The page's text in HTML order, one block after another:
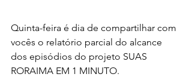
Quinta-feira é dia de compartilhar com
vocês o relatório parcial do alcance
dos episódios do projeto SUAS
RORAIMA EM 1 MINUTO.